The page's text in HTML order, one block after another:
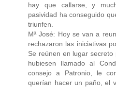
hay que callarse, y
pasividad ha conseguido
triunfen.
Mª José: Hoy se van a
rechazaron las iniciativas
Se reúnen en lugar
hubiesen llamado al
consejo a Patronio, le
querían hacer un paño, el